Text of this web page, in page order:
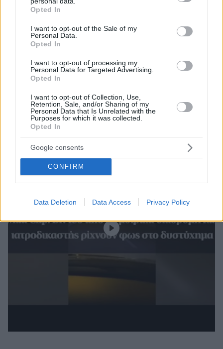
grant or deny consent to Google and its third-party tags to
use your data for below specified purposes in below Google
consent section.
Opted In
I want to opt-out of the Sale of my
Personal Data.
Opted In
I want to opt-out of processing my
Personal Data for Targeted Advertising.
Opted In
I want to opt-out of Collection, Use,
Retention, Sale, and/or Sharing of my
Personal Data that Is Unrelated with the
Purposes for which it was collected.
Opted In
Google consents
CONFIRM
Data Deletion Data Access Privacy Policy
Δείτε βίντεο: Mad Clip: Βίντεο από τη μοιραία
διαδρομή και ιατροδικαστής ρίχνουν φως στο
δυστύχημα